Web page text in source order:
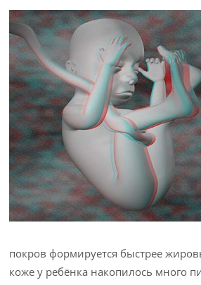
покров формируется быстрее
коже у ребёнка накопилось много